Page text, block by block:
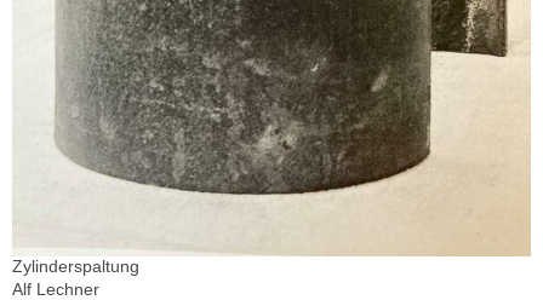
Zylinderspaltung
Alf Lechner